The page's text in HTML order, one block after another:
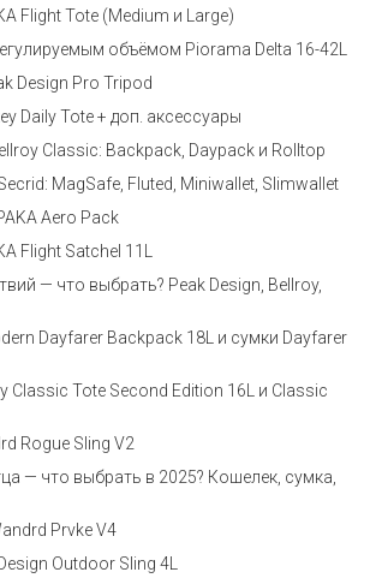
Flight Tote (Medium и Large)
объёмом Piorama Delta 16-42L
Design Pro Tripod
Daily Tote + доп. аксессуары
Classic: Backpack, Daypack и Rolltop
MagSafe, Fluted, Miniwallet, Slimwallet
Aero Pack
Flight Satchel 11L
— что выбрать? Peak Design, Bellroy,
Dayfarer Backpack 18L и сумки Dayfarer
Classic Tote Second Edition 16L и Classic
Rogue Sling V2
— что выбрать в 2025? Кошелек, сумка,
Prvke V4
Outdoor Sling 4L